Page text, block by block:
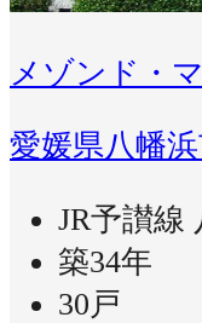
メゾンド・
愛媛県八幡
JR予讃線
築34年
30戸